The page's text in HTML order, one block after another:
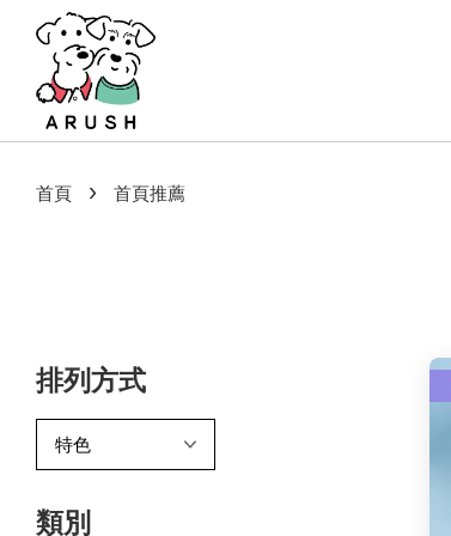
首頁 › 首頁推薦
排列方式
類別